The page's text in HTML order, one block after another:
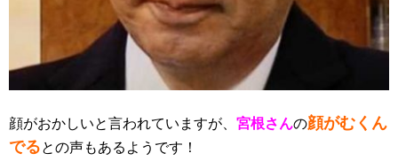
顔がおかしいと言われていますが、 宮根さんの顔がむくん
でるとの声もあるようです！